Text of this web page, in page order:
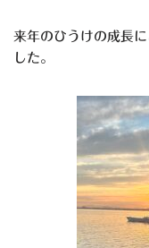
来年のひうけの成長
した。